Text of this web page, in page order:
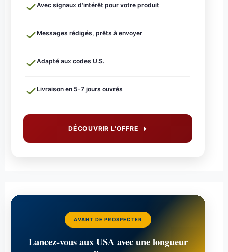
Avec signaux d'intérêt pour votre produit
Messages rédigés, prêts à envoyer
Adapté aux codes U.S.
Livraison en 5-7 jours ouvrés
DÉCOUVRIR L'OFFRE
AVANT DE PROSPECTER
Lancez-vous aux USA avec une longueur